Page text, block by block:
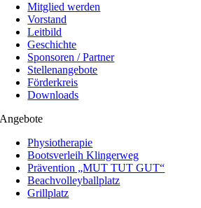
Mitglied werden
Vorstand
Leitbild
Geschichte
Sponsoren / Partner
Stellenangebote
Förderkreis
Downloads
Angebote
Physiotherapie
Bootsverleih Klingerweg
Prävention „MUT TUT GUT“
Beachvolleyballplatz
Grillplatz